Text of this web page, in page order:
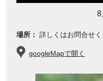
8
場所： 詳しくはお問合せ
googleMapで開く